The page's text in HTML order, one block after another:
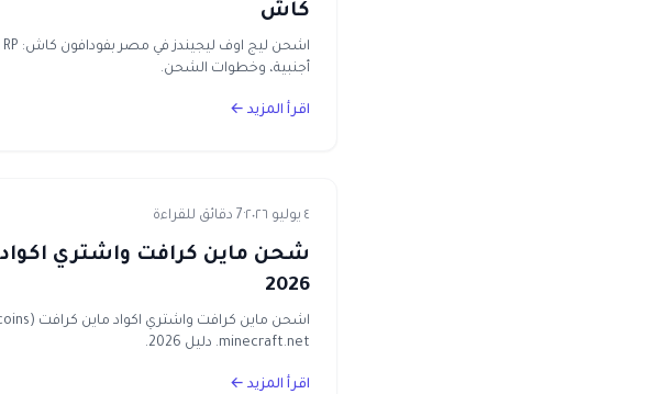
كاش
أجنبية، وخطوات الشحن.
اقرأ المزيد ←
٤ يوليو ٢٠٢٦ · 7 دقائق للقراءة
2026
minecraft.net. دليل 2026.
اقرأ المزيد ←